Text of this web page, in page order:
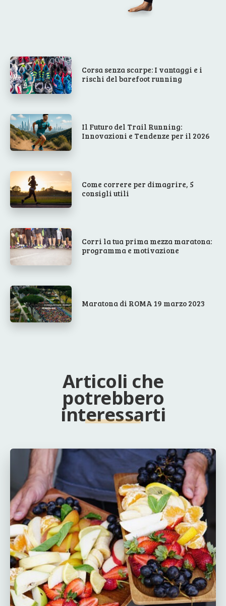
Corsa senza scarpe: I vantaggi e i
rischi del barefoot running
Il Futuro del Trail Running:
Innovazioni e Tendenze per il 2026
Come correre per dimagrire, 5
consigli utili
Corri la tua prima mezza maratona:
programma e motivazione
Maratona di ROMA 19 marzo 2023
Articoli che
potrebbero
interessarti